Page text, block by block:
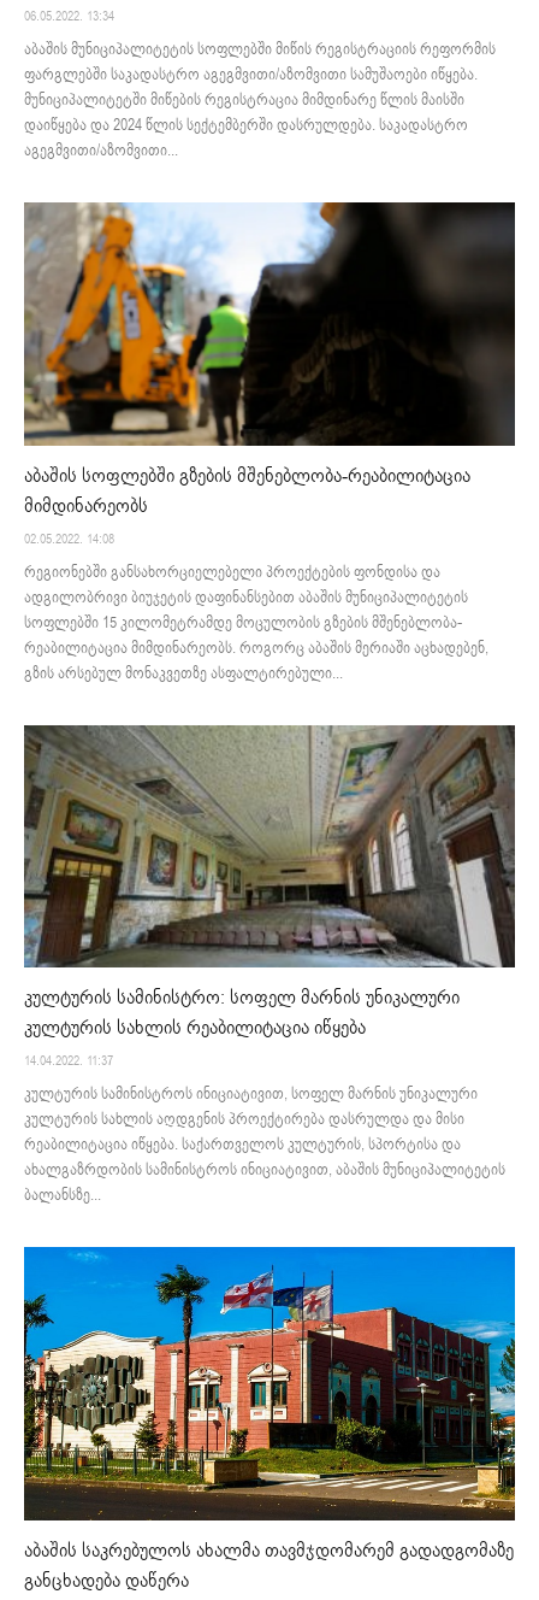
06.05.2022. 13:34
აბაშის მუნიციპალიტეტის სოფლებში მიწის რეგისტრაციის რეფორმის
ფარგლებში საკადასტრო აგეგმვითი/აზომვითი სამუშაოები იწყება.
მუნიციპალიტეტში მიწების რეგისტრაცია მიმდინარე წლის მაისში
დაიწყება და 2024 წლის სექტემბერში დასრულდება. საკადასტრო
აგეგმვითი/აზომვითი...
აბაშის სოფლებში გზების მშენებლობა-რეაბილიტაცია
მიმდინარეობს
02.05.2022. 14:08
რეგიონებში განსახორციელებელი პროექტების ფონდისა და
ადგილობრივი ბიუჯეტის დაფინანსებით აბაშის მუნიციპალიტეტის
სოფლებში 15 კილომეტრამდე მოცულობის გზების მშენებლობა-
რეაბილიტაცია მიმდინარეობს. როგორც აბაშის მერიაში აცხადებენ,
გზის არსებულ მონაკვეთზე ასფალტირებული...
კულტურის სამინისტრო: სოფელ მარნის უნიკალური
კულტურის სახლის რეაბილიტაცია იწყება
14.04.2022. 11:37
კულტურის სამინისტროს ინიციატივით, სოფელ მარნის უნიკალური
კულტურის სახლის აღდგენის პროექტირება დასრულდა და მისი
რეაბილიტაცია იწყება. საქართველოს კულტურის, სპორტისა და
ახალგაზრდობის სამინისტროს ინიციატივით, აბაშის მუნიციპალიტეტის
ბალანსზე...
აბაშის საკრებულოს ახალმა თავმჯდომარემ გადადგომაზე
განცხადება დაწერა